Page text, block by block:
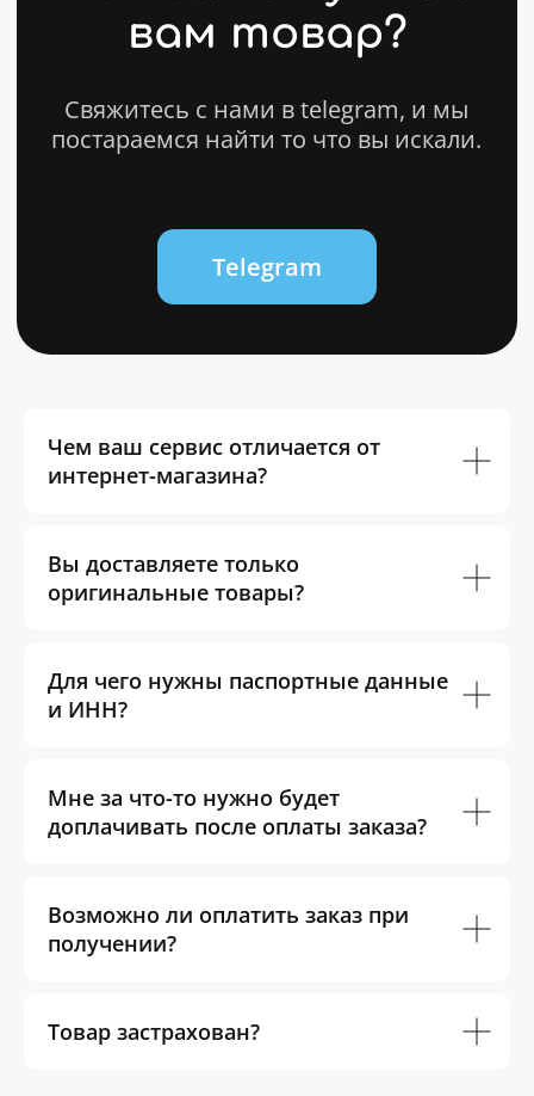
Чем ваш сервис отличается от
интернет-магазина?
Вы доставляете только
оригинальные товары?
Для чего нужны паспортные данные
и ИНН?
Мне за что-то нужно будет
доплачивать после оплаты заказа?
Возможно ли оплатить заказ при
получении?
Товар застрахован?
Политика конфиденциальности